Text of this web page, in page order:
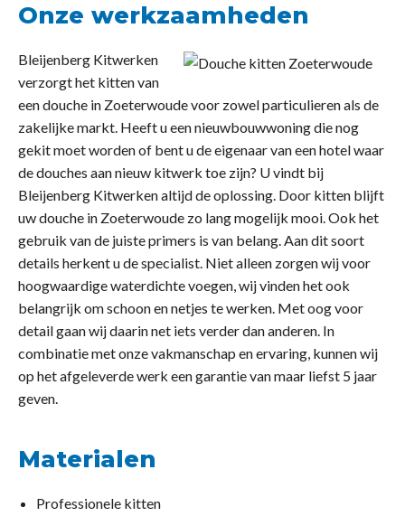
Onze werkzaamheden
Bleijenberg Kitwerken
verzorgt het kitten van
een douche in Zoeterwoude voor zowel particulieren als de
zakelijke markt. Heeft u een nieuwbouwwoning die nog
gekit moet worden of bent u de eigenaar van een hotel waar
de douches aan nieuw kitwerk toe zijn? U vindt bij
Bleijenberg Kitwerken altijd de oplossing. Door kitten blijft
uw douche in Zoeterwoude zo lang mogelijk mooi. Ook het
gebruik van de juiste primers is van belang. Aan dit soort
details herkent u de specialist. Niet alleen zorgen wij voor
hoogwaardige waterdichte voegen, wij vinden het ook
belangrijk om schoon en netjes te werken. Met oog voor
detail gaan wij daarin net iets verder dan anderen. In
combinatie met onze vakmanschap en ervaring, kunnen wij
op het afgeleverde werk een garantie van maar liefst 5 jaar
geven.
Materialen
Professionele kitten